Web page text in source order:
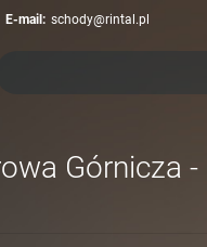
E-mail: schody@rintal.pl
Górnicza